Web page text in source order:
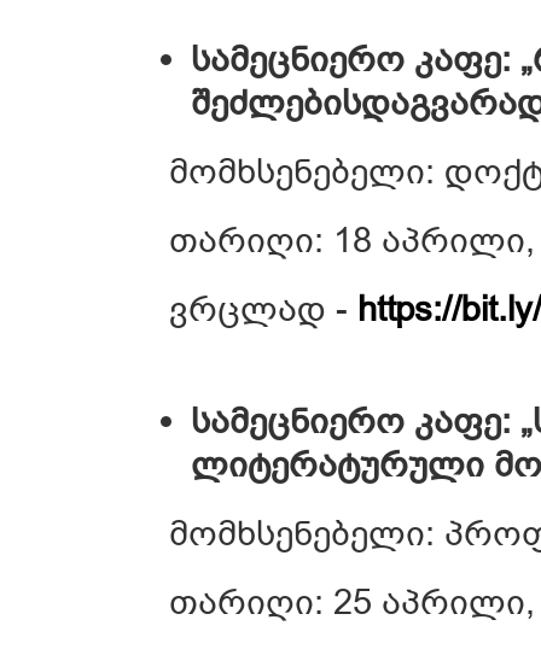
სამეცნიერო კაფე:
მომხსენებელი:
თარიღი: 18 აპრილი,
ვრცლად - https://
სამეცნიერო კაფე:
ლიტერატურული
მომხსენებელი:
თარიღი: 25 აპრილი,